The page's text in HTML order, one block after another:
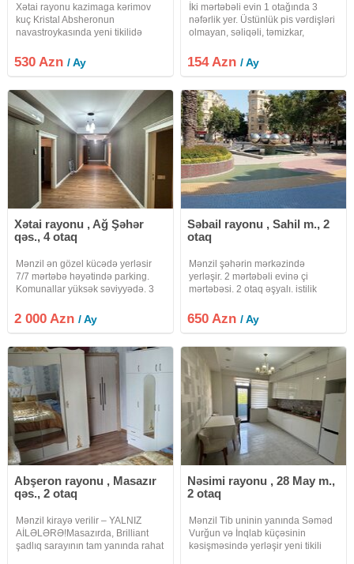
Xətai rayonu kazimaga kərimov
kuç Kristal Absheronun
navastroykasında yeni tikilidə
seyle təchiz olunub , kombi , isti
pol, bütün mətbəx mebeli və
530 Azn/ Ay
İki mərtəbəli evin 1 otağında 3
nəfərlik yer. Üstünlük pis vərdişləri
olmayan, səliqəli, təmizkar,
arası işləyən tələbə, magistrda
təhsilini davam etdriən oğlanlara
154 Azn/ Ay
Xətai rayonu , Ağ Şəhər
qəs., 4 otaq
Mənzil ən gözel kücədə yerləsir
7/7 mərtəbə həyətində parking.
Komunallar yüksək səviyyədə. 3
2 000 Azn/ Ay
Səbail rayonu , Sahil m., 2
otaq
Mənzil şəhərin mərkəzində
yerləşir. 2 mərtəbəli evinə çi
mərtəbəsi. 2 otaq əşyalı. istilik
qalanlara kirayə verilir.
650 Azn/ Ay
Abşeron rayonu , Masazır
qəs., 2 otaq
Mənzil kirayə verilir – YALNIZ
AİLƏLƏRƏ! ​Masazırda, Brilliant
şadlıq sarayının tam yanında rahat
Nəsimi rayonu , 28 May m.,
2 otaq
Mənzil Tib uninin yanında Səməd
Vurğun və İnqlab küçəsinin
kəsişməsində yerləşir yeni tikili